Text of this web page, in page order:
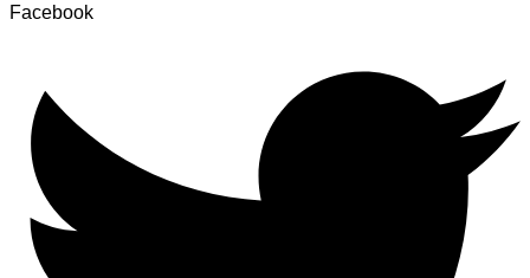
Facebook